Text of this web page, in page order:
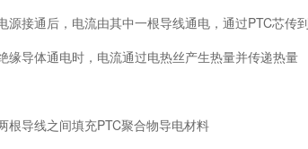
源接通后，电流由其中一根导线通电，通过PTC芯传
缘导体通电时，电流通过电热丝产生热量并传递热量
根导线之间填充PTC聚合物导电材料